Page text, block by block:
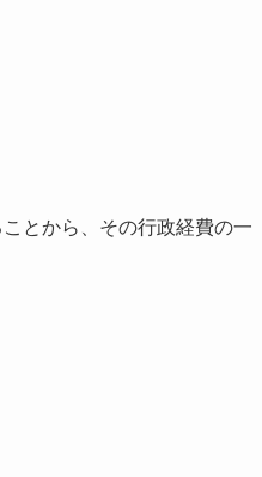
とから、その行政経費の一